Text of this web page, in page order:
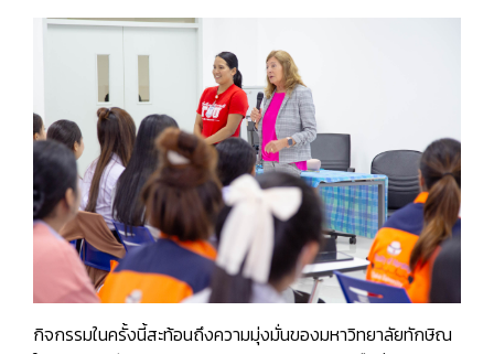
กิจกรรมในครั้งนี้สะท้อนถึงความมุ่งมั่นของมหาวิทยาลัยทักษิณ